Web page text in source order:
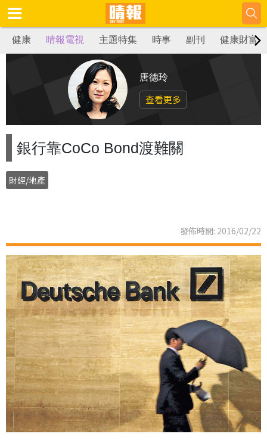
健康 晴報電視 主題特集 時事 副刊 健康財富
唐德玲
查看更多
銀行靠CoCo Bond渡難關
財經/地產
發佈時間: 2016/02/22